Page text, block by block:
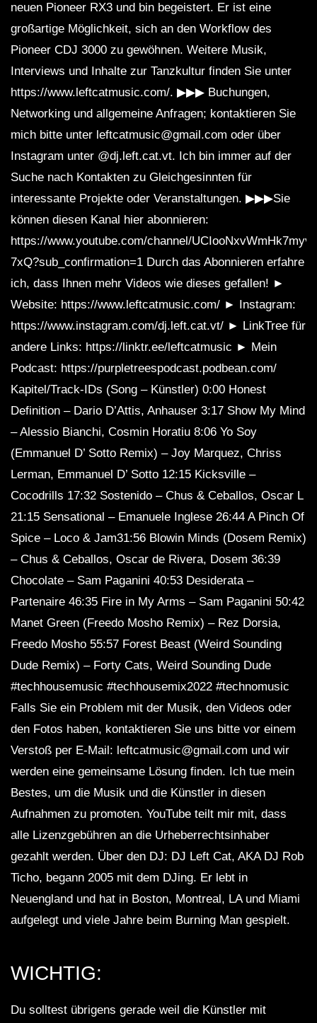
neuen Pioneer RX3 und bin begeistert. Er ist eine
großartige Möglichkeit, sich an den Workflow des
Pioneer CDJ 3000 zu gewöhnen. Weitere Musik,
Interviews und Inhalte zur Tanzkultur finden Sie unter
https://www.leftcatmusic.com/. ▶▶▶ Buchungen,
Networking und allgemeine Anfragen; kontaktieren Sie
mich bitte unter leftcatmusic@gmail.com oder über
Instagram unter @dj.left.cat.vt. Ich bin immer auf der
Suche nach Kontakten zu Gleichgesinnten für
interessante Projekte oder Veranstaltungen. ▶▶▶Sie
können diesen Kanal hier abonnieren:
https://www.youtube.com/channel/
7xQ?sub_confirmation=1 Durch das Abonnieren erfahre
ich, dass Ihnen mehr Videos wie dieses gefallen! ►
Website: https://www.leftcatmusic.com/ ► Instagram:
https://www.instagram.com/dj.left.cat.vt/ ► LinkTree für
andere Links: https://linktr.ee/leftcatmusic ► Mein
Podcast: https://purpletreespodcast.podbean.com/
Kapitel/Track-IDs (Song – Künstler) 0:00 Honest
Definition – Dario D’Attis, Anhauser 3:17 Show My Mind
– Alessio Bianchi, Cosmin Horatiu 8:06 Yo Soy
(Emmanuel D’ Sotto Remix) – Joy Marquez, Chriss
Lerman, Emmanuel D’ Sotto 12:15 Kicksville –
Cocodrills 17:32 Sostenido – Chus & Ceballos, Oscar L
21:15 Sensational – Emanuele Inglese 26:44 A Pinch Of
Spice – Loco & Jam31:56 Blowin Minds (Dosem Remix)
– Chus & Ceballos, Oscar de Rivera, Dosem 36:39
Chocolate – Sam Paganini 40:53 Desiderata –
Partenaire 46:35 Fire in My Arms – Sam Paganini 50:42
Manet Green (Freedo Mosho Remix) – Rez Dorsia,
Freedo Mosho 55:57 Forest Beast (Weird Sounding
Dude Remix) – Forty Cats, Weird Sounding Dude
#techhousemusic #techhousemix2022 #technomusic
Falls Sie ein Problem mit der Musik, den Videos oder
den Fotos haben, kontaktieren Sie uns bitte vor einem
Verstoß per E-Mail: leftcatmusic@gmail.com und wir
werden eine gemeinsame Lösung finden. Ich tue mein
Bestes, um die Musik und die Künstler in diesen
Aufnahmen zu promoten. YouTube teilt mir mit, dass
alle Lizenzgebühren an die Urheberrechtsinhaber
gezahlt werden. Über den DJ: DJ Left Cat, AKA DJ Rob
Ticho, begann 2005 mit dem DJing. Er lebt in
Neuengland und hat in Boston, Montreal, LA und Miami
aufgelegt und viele Jahre beim Burning Man gespielt.
WICHTIG:
Du solltest übrigens gerade weil die Künstler mit